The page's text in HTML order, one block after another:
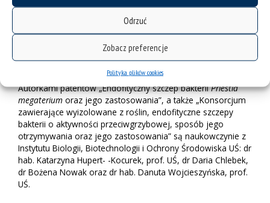
Odrzuć
Zobacz preferencje
Polityka plików cookies
– Już teraz w ramach projektu finansowanego przez NCN
badamy obecność i ekspresję genów, które pozwalają
bakteriom tak skutecznie zwalczać grzyby. Poznanie tych
mechanizmów pozwoli lepiej przygotować się do badań nad
preparatem, o którym mogłybyśmy pomyśleć w kontekście
Autorkami patentów „Endofityczny szczep bakteriiPriestia
megaterium oraz jego zastosowania”, a także „Konsorcjum
zawierające wyizolowane z roślin, endofityczne szczepy
bakterii o aktywności przeciwgrzybowej, sposób jego
otrzymywania oraz jego zastosowania” są naukowczynie z
Instytutu Biologii, Biotechnologii i Ochrony Środowiska UŚ: dr
hab. Katarzyna Hupert- -Kocurek, prof. UŚ, dr Daria Chlebek,
dr Bożena Nowak oraz dr hab. Danuta Wojcieszyńska, prof.
UŚ.